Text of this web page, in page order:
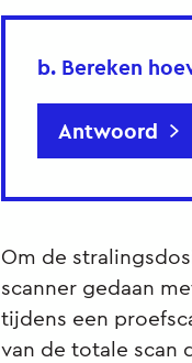
b. Bereken
Antwoord
Om de
scanner gedaan
tijdens een
van de totale scan